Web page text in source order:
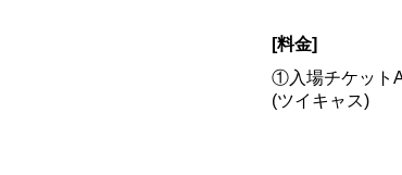
[料金]
①入場チケット
(ツイキャス)